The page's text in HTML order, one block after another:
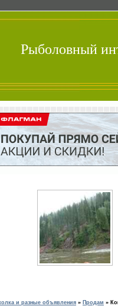
Рыболовный
и разные объявления » Продам »